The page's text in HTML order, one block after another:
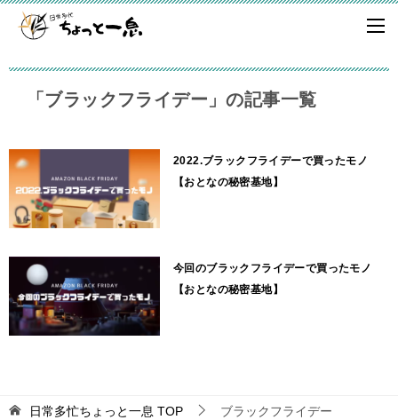
「ブラックフライデー」の記事一覧
2022.ブラックフライデーで買ったモノ
【おとなの秘密基地】
今回のブラックフライデーで買ったモノ
【おとなの秘密基地】
日常多忙ちょっと一息 TOP ブラックフライデー